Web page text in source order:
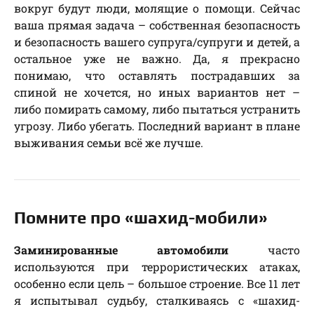
вокруг будут люди, молящие о помощи. Сейчас
ваша прямая задача – собственная безопасность
и безопасность вашего супруга/супруги и детей, а
остальное уже не важно. Да, я прекрасно
понимаю, что оставлять пострадавших за
спиной не хочется, но иных вариантов нет –
либо помирать самому, либо пытаться устранить
угрозу. Либо убегать. Последний вариант в плане
выживания семьи всё же лучше.
Помните про «шахид-мобили»
Заминированные автомобили часто
используются при террористических атаках,
особенно если цель – большое строение. Все 11 лет
я испытывал судьбу, сталкиваясь с «шахид-